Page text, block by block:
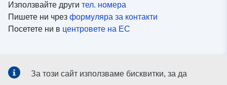
Използвайте други тел. номера
Пишете ни чрез формуляра за контакти
Посетете ни в центровете на ЕС
За този сайт използваме бисквитки, за да